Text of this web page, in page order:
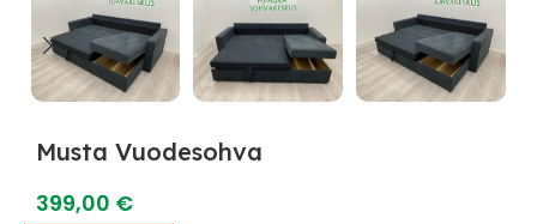
Musta Vuodesohva
399,00 €